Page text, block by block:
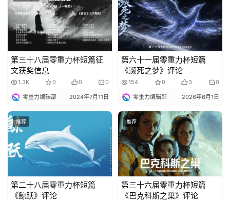
第三十八届零重力杯短篇征
文获奖信息
1.3K 0 0 0
零重力编辑部 2024年7月11日
第六十一届零重力杯短篇
《濒死之梦》评论
154 0 3 0
零重力编辑部 2026年6月1日
推荐
第二十八届零重力杯短篇
《鲸跃》评论
推荐
第三十六届零重力杯短篇
《巴克科斯之巢》评论